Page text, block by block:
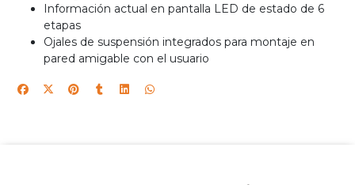
Información actual en pantalla LED de estado de 6
etapas
Ojales de suspensión integrados para montaje en
pared amigable con el usuario